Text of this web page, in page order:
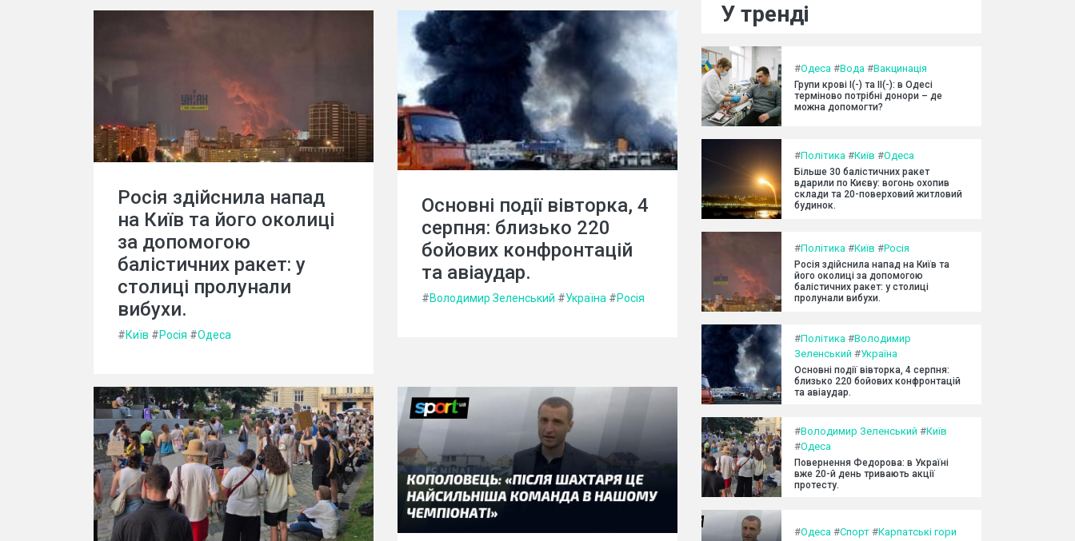
Росія здійснила напад
на Київ та його околиці
за допомогою
балістичних ракет: у
столиці пролунали
вибухи.
#Київ #Росія #Одеса
Основні події вівторка, 4
серпня: близько 220
бойових конфронтацій
та авіаудар.
#Володимир Зеленський #Україна #Росія
У тренді
#Одеса #Вода #Вакцинація
Групи крові I(-) та II(-): в Одесі
терміново потрібні донори – де
можна допомогти?
#Політика #Київ #Одеса
Більше 30 балістичних ракет
вдарили по Києву: вогонь охопив
склади та 20-поверховий житловий
будинок.
#Політика #Київ #Росія
Росія здійснила напад на Київ та
його околиці за допомогою
балістичних ракет: у столиці
пролунали вибухи.
#Політика #Володимир
Зеленський #Україна
Основні події вівторка, 4 серпня:
близько 220 бойових конфронтацій
та авіаудар.
#Володимир Зеленський #Київ
#Одеса
Повернення Федорова: в Україні
вже 20-й день тривають акції
протесту.
#Одеса #Спорт #Карпатські гори